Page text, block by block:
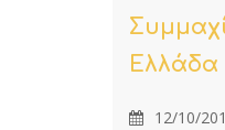
Ελλάδα
12/10/